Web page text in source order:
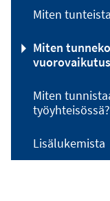
Miten
Miten
Miten
työyhteisössä?
Lisälukemista